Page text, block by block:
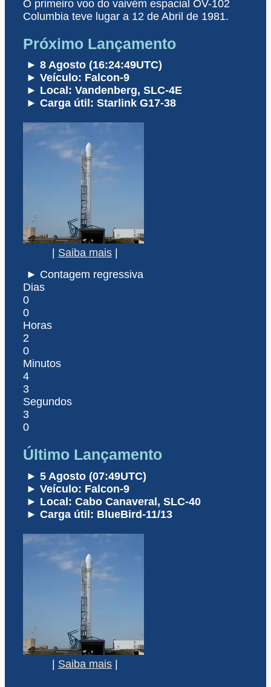
O primeiro voo do vaivém espacial OV-102
Columbia teve lugar a 12 de Abril de 1981.
Próximo Lançamento
► 8 Agosto (16:24:49UTC)
► Veículo: Falcon-9
► Local: Vandenberg, SLC-4E
► Carga útil: Starlink G17-38
Saiba mais
► Contagem regressiva
Dias
0
0
Horas
2
0
Minutos
4
3
Segundos
3
0
Último Lançamento
► 5 Agosto (07:49UTC)
► Veículo: Falcon-9
► Local: Cabo Canaveral, SLC-40
► Carga útil: BlueBird-11/13
| Saiba mais |